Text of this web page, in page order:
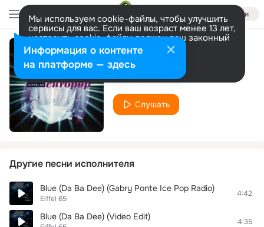
Войти
Мы используем cookie-файлы, чтобы улучшить
сервисы для вас. Если ваш возраст менее 13 лет,
настроить cookie-файлы должен ваш законный
представитель. Больше информации
Разрешить все Настроить
Silicon World
Eiffel 65
Слушать
Другие песни исполнителя
Blue (Da Ba Dee) (Gabry Ponte Ice Pop Radio)
Eiffel 65
4:42
Blue (Da Ba Dee) (Video Edit) 4:35
Информация о контенте
на платформе — здесь